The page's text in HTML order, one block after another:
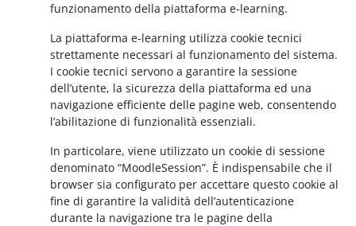
funzionamento della piattaforma e-learning.
La piattaforma e-learning utilizza cookie tecnici
strettamente necessari al funzionamento del sistema.
I cookie tecnici servono a garantire la sessione
dell’utente, la sicurezza della piattaforma ed una
navigazione efficiente delle pagine web, consentendo
l’abilitazione di funzionalità essenziali.
In particolare, viene utilizzato un cookie di sessione
denominato “MoodleSession”. È indispensabile che il
browser sia configurato per accettare questo cookie al
fine di garantire la validità dell’autenticazione
durante la navigazione tra le pagine della